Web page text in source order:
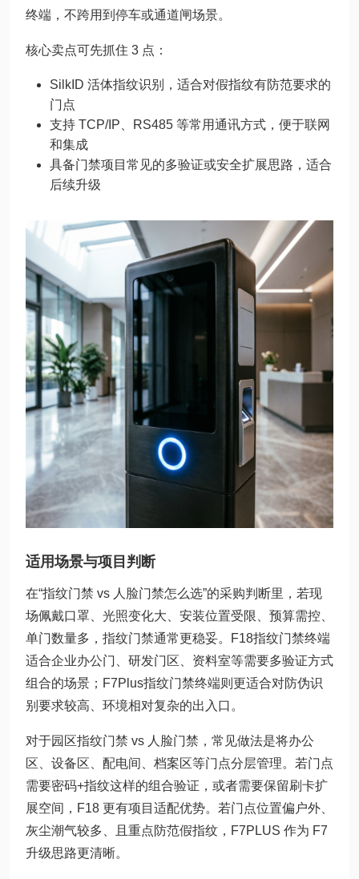
终端，不跨用到停车或通道闸场景。
核心卖点可先抓住 3 点：
SilkID 活体指纹识别，适合对假指纹有防范要求的
门点
支持 TCP/IP、RS485 等常用通讯方式，便于联网
和集成
具备门禁项目常见的多验证或安全扩展思路，适合
后续升级
适用场景与项目判断
在“指纹门禁 vs 人脸门禁怎么选”的采购判断里，若现
场佩戴口罩、光照变化大、安装位置受限、预算需控、
单门数量多，指纹门禁通常更稳妥。F18指纹门禁终端
适合企业办公门、研发门区、资料室等需要多验证方式
组合的场景；F7Plus指纹门禁终端则更适合对防伪识
别要求较高、环境相对复杂的出入口。
对于园区指纹门禁 vs 人脸门禁，常见做法是将办公
区、设备区、配电间、档案区等门点分层管理。若门点
需要密码+指纹这样的组合验证，或者需要保留刷卡扩
展空间，F18 更有项目适配优势。若门点位置偏户外、
灰尘潮气较多、且重点防范假指纹，F7PLUS 作为 F7
升级思路更清晰。